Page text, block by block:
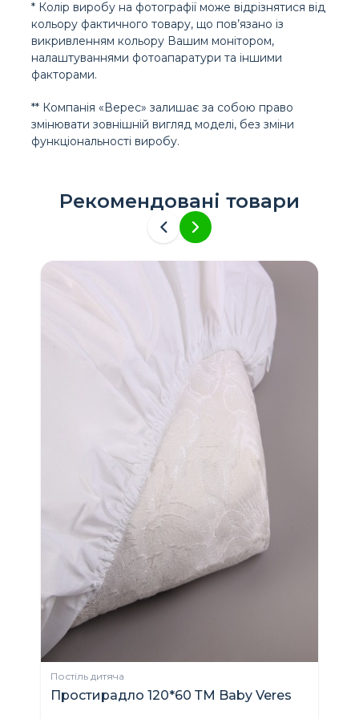
* Колір виробу на фотографії може відрізнятися від
кольору фактичного товару, що пов’язано із
викривленням кольору Вашим монітором,
налаштуваннями фотоапаратури та іншими
факторами.
** Компанія «Верес» залишає за собою право
змінювати зовнішній вигляд моделі, без зміни
функціональності виробу.
Рекомендовані товари
Постіль дитяча
Простирадло 120*60 ТМ Baby Veres